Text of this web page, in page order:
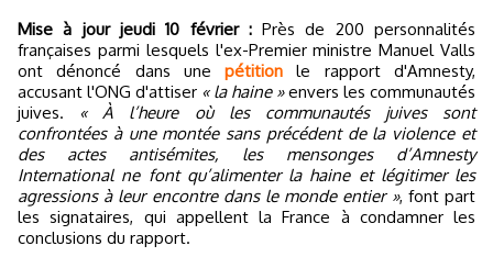
Mise à jour jeudi 10 février :Près de 200 personnalités
françaises parmi lesquels l'ex-Premier ministre Manuel Valls
ont dénoncé dans unepétition le rapport d'Amnesty,
accusant l'ONG d'attiser « la haine »envers les communautés
juives. « À l’heure où les communautés juives sont
confrontées à une montée sans précédent de la violence et
des actes antisémites, les mensonges d’Amnesty
International ne font qu’alimenter la haine et légitimer les
agressions à leur encontre dans le monde entier », font part
les signataires, qui appellent la France à condamner les
conclusions du rapport.